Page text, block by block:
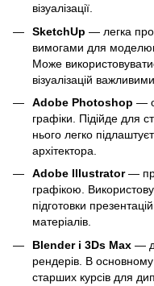
візуалізації.
SketchUp — легка
вимогами для
Може
візуалізацій
Adobe Photoshop —
графіки. Підійде для
нього легко
архітектора.
Adobe Illustrator—
графікою.
підготовки
матеріалів.
Blender і 3Ds Max —
рендерів. В
старших курсів для